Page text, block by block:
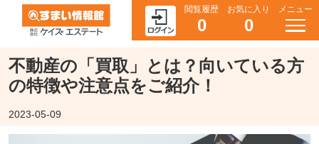
閲覧履歴
0
お気に入り
0
メニュー
不動産の「買取」とは？向いている方
の特徴や注意点をご紹介！
2023-05-09